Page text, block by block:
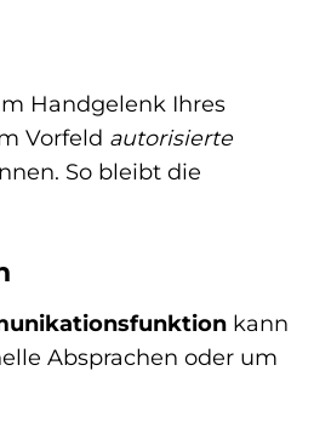
Handgelenk Ihres
Vorfeld autorisierte
So bleibt die
kann
Absprachen oder um